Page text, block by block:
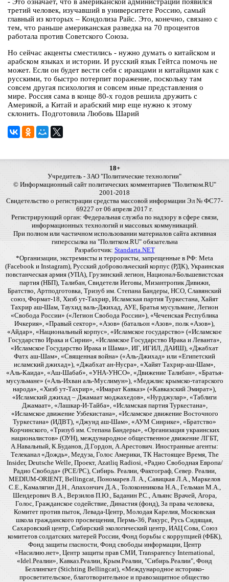
третий человек, изучавший в университете Россию, самый
главный из которых – Кондолиза Райс. Это, конечно, связано с
тем, что раньше американская разведка на 70 процентов
работала против Советского Союза.
Но сейчас акценты сместились - нужно думать о китайском и
арабском языках и истории. И русский язык Гейтса помочь не
может. Если он будет вести себя с иракцами и китайцами как с
русскими, то быстро потерпит поражение, поскольку там
совсем другая психология и совсем иные представления о
мире. Россия сама в конце 80-х годов решила дружить с
Америкой, а Китай и арабский мир еще нужно к этому
склонить. Подготовила Любовь Шарий
18+
Учредитель - ЗАО "Политические технологии"
© Информационный сайт политических комментариев "Политком.RU"
2001-2018
Свидетельство о регистрации средства массовой информации Эл № ФС77-
69227 от 06 апреля 2017 г.
Регистрирующий орган: Федеральная служба по надзору в сфере связи,
информационных технологий и массовых коммуникаций.
При полном или частичном использовании материалов сайта активная
гиперссылка на "Политком.RU" обязательна
Разработчик: Standarta.NET
*Организации, экстремисты и террористы, запрещенные в РФ: Meta
(Facebook и Instagram), Русский добровольческий корпус (РДК), Украинская
повстанческая армия (УПА), Грузинский легион, Национал-Большевистская
партия (НБП), Талибан, Свидетели Иеговы, Мизантропик Дивижн,
Братство, Артподготовка, Тризуб им. Степана Бандеры, НСО, Славянский
союз, Формат-18, Хизб ут-Тахрир, Исламская партия Туркестана, Хайят
Тахрир аш-Шам, Таухид валь-Джихад, АУЕ, Братья мусульмане, Легион
«Свобода России» («Легион Свобода России»), «Чеченская Республика
Ичкерия», «Правый сектор», «Азов» (батальон «Азов», полк «Азов»),
«Айдар», «Национальный корпус», «Исламское государство» («Исламское
Государство Ирака и Сирии», «Исламское Государство Ирака и Леванта»,
«Исламское Государство Ирака и Шама», ИГ, ИГИЛ, ДАИШ), «Джабхат
Фатх аш-Шам», «Священная война» («Аль-Джихад» или «Египетский
исламский джихад»), «Джабхат ан-Нусра», «Хайят Тахрир-аш-Шам»,
«Аль-Каида», «Аш-Шабаб», «УНА-УНСО», «Движение Талибан», «Братья-
мусульмане» («Аль-Ихван аль-Муслимун»), «Меджлис крымско-татарского
народа», «Хизб ут-Тахрир», «Имарат Кавказ» («Кавказский Эмират»),
«Исламский джихад – Джамаат моджахедов», «Нурджулар», «Таблиги
Джамаат», «Лашкар-И-Тайба», «Исламская партия Туркестана»,
«Исламское движение Узбекистана», «Исламское движение Восточного
Туркестана» (ИДВТ), «Джунд аш-Шам», «АУМ Синрике», «Братство»
Корчинского, «Тризуб им. Степана Бандеры», «Организация украинских
националистов» (ОУН), международное общественное движение ЛГБТ,
А.Навальный, К.Буданов, Д.Гордон, А.Арестович. Иностранные агенты:
Телеканал «Дождь», Медуза, Голос Америки, ТК Настоящее Время, The
Insider, Deutsche Welle, Проект, Azatliq Radiosi, «Радио Свободная Европа/
Радио Свобода» (PCE/PC), Сибирь. Реалии, Фактограф, Север. Реалии,
MEDIUM-ORIENT, Bellingcat, Пономарев Л. А., Савицкая Л.А., Маркелов
С.Е., Камалягин Д.Н., Апахончич Д.А., Толоконникова Н.А., Гельман М.А.,
Шендерович В.А., Верзилов П.Ю., Баданин Р.С., Альянс Врачей, Агора,
Голос, Гражданское содействие, Династия (фонд), За права человека,
Комитет против пыток, Левада-Центр, Молодая Карелия, Московская
школа гражданского просвещения, Пермь-36, Ракурс, Русь Сидящая,
Сахаровский центр, Сибирский экологический центр, ИАЦ Сова, Союз
комитетов солдатских матерей России, Фонд борьбы с коррупцией (ФБК),
Фонд защиты гласности, Фонд свободы информации, Центр
«Насилию.нет», Центр защиты прав СМИ, Transparency International,
«Idel.Реалии», Кавказ.Реалии, Крым.Реалии, "Сибирь.Реалии", Фонд
Беллингкет (Stichting Bellingcat), «Международное историко-
просветительское, благотворительное и правозащитное общество